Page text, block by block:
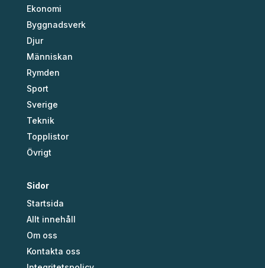
Ekonomi
Byggnadsverk
Djur
Människan
Rymden
Sport
Sverige
Teknik
Topplistor
Övrigt
Sidor
Startsida
Allt innehåll
Om oss
Kontakta oss